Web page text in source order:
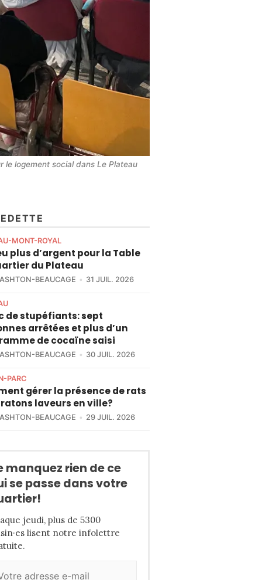
le logement social dans Le Plateau
MONT-ROYAL
plus d’argent pour la Table
du Plateau
BEAUCAGE 31 JUIL. 2026
de stupéfiants: sept
arrêtées et plus d’un
de cocaïne saisi
BEAUCAGE 30 JUIL. 2026
PARC
gérer la présence de rats
laveurs en ville?
BEAUCAGE 29 JUIL. 2026
manquez rien de ce
se passe dans votre
jeudi, plus de 5300
lisent notre infolettre